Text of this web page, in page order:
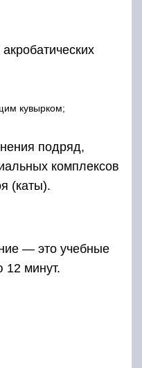
кувырком;
подряд,
комплексов
(каты).
— это учебные
12 минут.